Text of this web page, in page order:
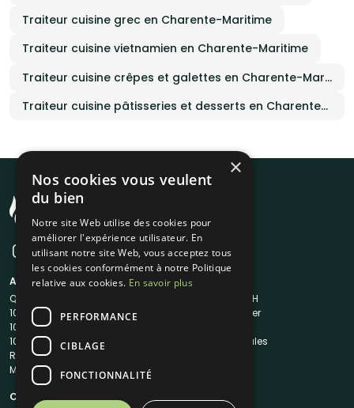
Traiteur cuisine grec en Charente-Maritime
Traiteur cuisine vietnamien en Charente-Maritime
Traiteur cuisine crêpes et galettes en Charente-Maritime
Traiteur cuisine pâtisseries et desserts en Charente-Maritime
A propos
Qui sommes-nous ?
1001Salles
1001Salles PRO
1001DJ
Reserverunbar
MP2
Liens utiles
Traiteur en 48H
Nous contacter
Mentions légales
Contacts
×
Nos cookies vous veulent
du bien
Notre site Web utilise des cookies pour
améliorer l'expérience utilisateur. En
utilisant notre site Web, vous acceptez tous
les cookies conformément à notre Politique
relative aux cookies. En savoir plus
PERFORMANCE
CIBLAGE
FONCTIONNALITÉ